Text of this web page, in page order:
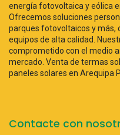
energía fotovoltaica y eólica
Ofrecemos soluciones
parques fotovoltaicos y más,
equipos de alta calidad.
comprometido con el medio
mercado. Venta de termas
paneles solares en Arequipa
Contacte con